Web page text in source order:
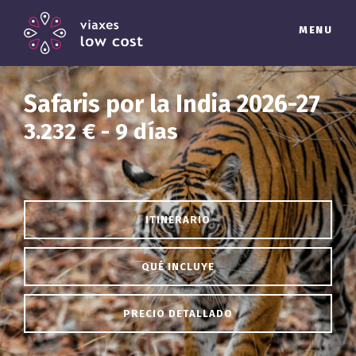
Safaris por la India 2026-27
3.232 € - 9 días
ITINERARIO
QUÉ INCLUYE
PRECIO DETALLADO
MENU